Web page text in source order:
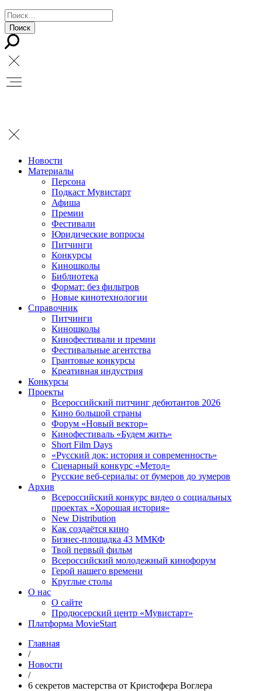
Новости
Материалы
Персона
Подкаст Мувистарт
Афиша
Премии
Фестивали
Юридические вопросы
Питчинги
Конкурсы
Киношколы
Библиотека
Формат: без фильтров
Новые кинотехнологии
Справочник
Питчинги
Киношколы
Кинофестивали и премии
Фестивальные агентства
Грантовые конкурсы
Креативная индустрия
Конкурсы
Проекты
Всероссийский питчинг дебютантов 2026
Кино большой страны
Форум «Новый вектор»
Кинофестиваль «Будем жить»
Short Film Days
«Русский док: история и современность»
Сценарный конкурс «Метод»
Русские веб-сериалы: от бумеров до зумеров
Архив
Всероссийский конкурс видео о социальных
проектах «Хорошая история»
New Distribution
Как создаётся кино
Бизнес-площадка 43 ММКФ
Твой первый фильм
Всероссийский молодежный кинофорум
Герой нашего времени
Круглые столы
О нас
О сайте
Продюсерский центр «Мувистарт»
Платформа MovieStart
Главная
/
Новости
/
6 секретов мастерства от Кристофера Воглера